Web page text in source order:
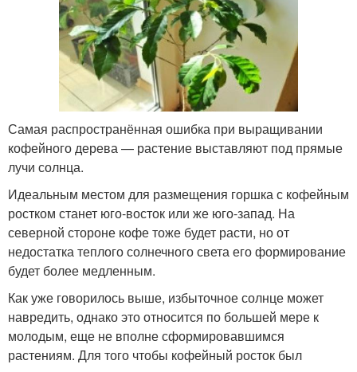
Самая распространённая ошибка при выращивании
кофейного дерева — растение выставляют под прямые
лучи солнца.
Идеальным местом для размещения горшка с кофейным
ростком станет юго-восток или же юго-запад. На
северной стороне кофе тоже будет расти, но от
недостатка теплого солнечного света его формирование
будет более медленным.
Как уже говорилось выше, избыточное солнце может
навредить, однако это относится по большей мере к
молодым, еще не вполне сформировавшимся
растениям. Для того чтобы кофейный росток был